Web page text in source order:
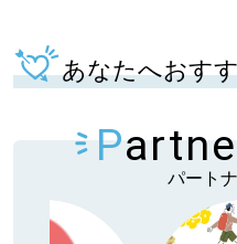
あなたへおす
P
パート